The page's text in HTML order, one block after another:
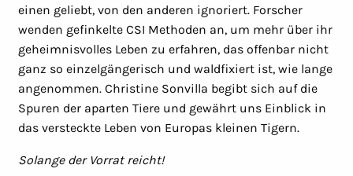
einen geliebt, von den anderen ignoriert. Forscher
wenden gefinkelte CSI Methoden an, um mehr über ihr
geheimnisvolles Leben zu erfahren, das offenbar nicht
ganz so einzelgängerisch und waldfixiert ist, wie lange
angenommen. Christine Sonvilla begibt sich auf die
Spuren der aparten Tiere und gewährt uns Einblick in
das versteckte Leben von Europas kleinen Tigern.
Solange der Vorrat reicht!